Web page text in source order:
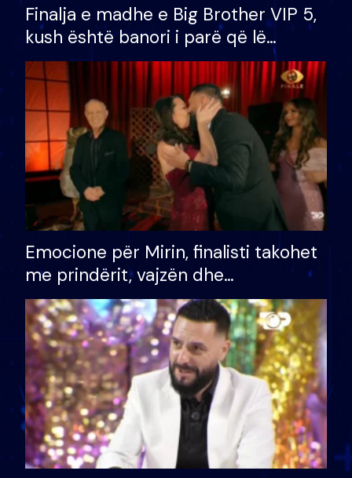
Finalja e madhe e Big Brother VIP 5,
kush është banori i parë që lë
shtëpinë dhe humb mundësinë për
të fituar çmimin e madh
Emocione për Mirin, finalisti takohet
me prindërit, vajzën dhe
bashkëshorten: S’kemi ndonjë letër
divorci apo jo?